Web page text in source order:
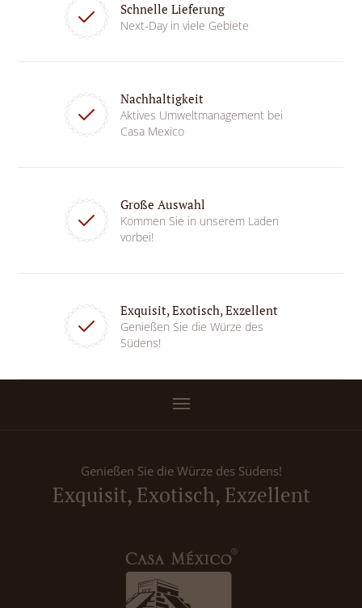
Schnelle Lieferung
Next-Day in viele Gebiete
Nachhaltigkeit
Aktives Umweltmanagement bei
Casa Mexico
Große Auswahl
Kommen Sie in unserem Laden
vorbei!
Exquisit, Exotisch, Exzellent
Genießen Sie die Würze des
Südens!
Genießen Sie die Würze des Südens!
Exquisit, Exotisch, Exzellent